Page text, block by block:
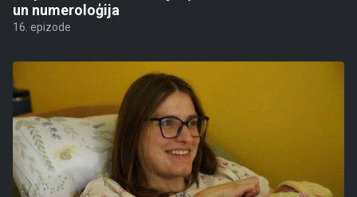
un numeroloģija
16. epizode